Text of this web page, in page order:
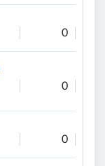
0
0
0